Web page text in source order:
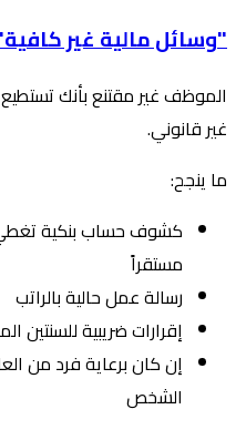
"وسائل مالية غير
الموظف غير مقتنع بأنك
غير قانوني.
ما ينجح:
كشوف حساب بنكية تغطي
مستقراً
رسالة عمل حالية بالراتب
إقرارات ضريبية للسنتين
إن كان برعاية فرد من
الشخص